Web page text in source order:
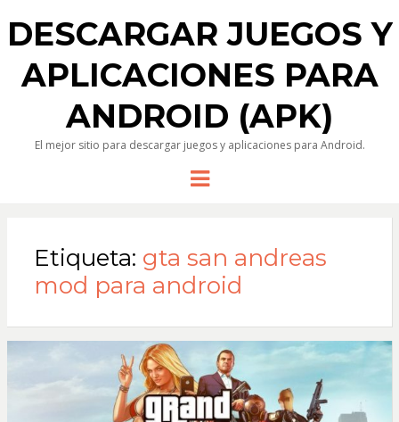
DESCARGAR JUEGOS Y
APLICACIONES PARA
ANDROID (APK)
El mejor sitio para descargar juegos y aplicaciones para Android.
Menu
Etiqueta: gta san andreas
mod para android